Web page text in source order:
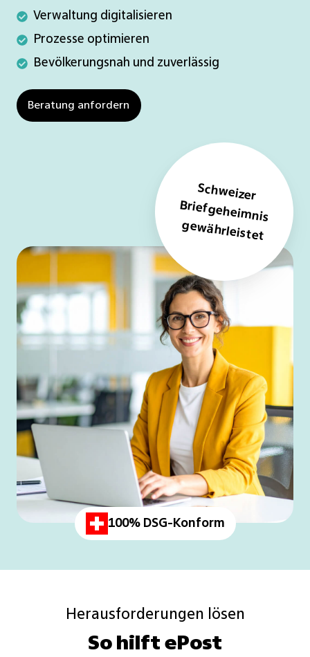
Verwaltung digitalisieren
Verwaltung
digitalisieren
Prozesse optimieren
Prozesse
optimieren
Bevölkerungsnah und zuverlässig
Bevölkerungsnah
zuverlässig
Beratung anfordern
Schweizer
Briefgeheim
nis
gewährleistet
100% DSG-Konform
Herausforderungen lösen
So hilft ePost